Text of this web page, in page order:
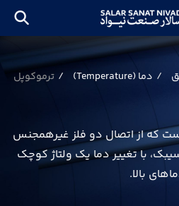
دما (Temperature) ترموکوپل
که از اتصال دو فلز غیرهمجنس
با تغییر دما یک ولتاژ کوچک
بالا.